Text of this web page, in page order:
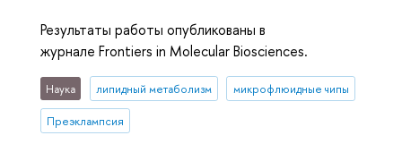
Результаты работы опубликованы в
журнале Frontiers in Molecular Biosciences.
Наука липидный метаболизм микрофлюидные чипы
Преэклампсия